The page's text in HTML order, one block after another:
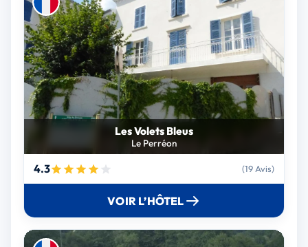
Les Volets Bleus
Le Perréon
4.3 (19 Avis)
VOIR L’HÔTEL